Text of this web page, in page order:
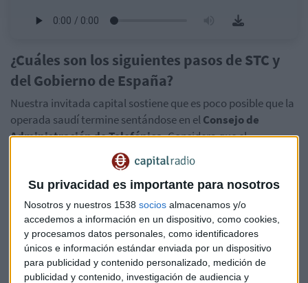
Su privacidad es importante para nosotros
Nosotros y nuestros 1538 socios almacenamos y/o
accedemos a información en un dispositivo, como cookies,
y procesamos datos personales, como identificadores
únicos e información estándar enviada por un dispositivo
para publicidad y contenido personalizado, medición de
publicidad y contenido, investigación de audiencia y
¿Cuáles son los siguientes pasos de STC y
del Gobierno de España?
Nuestra invitada capital sostiene que es poco posible que la
operada saudí termine sentándose en elConsejo de
Administración de Telefónica.Considera que el
porcentaje de inversión no es suficiente para que la
compañía española tema una entrada de STC en su alta
cúpula.
Por otro lado, se abre el el turno de operación para el
Gobierno de España.El Ejecutivo tiene tres meses
apunta Poole, para decidir si autoriza esta operación, la
deniega o la autoriza, pero con condiciones.